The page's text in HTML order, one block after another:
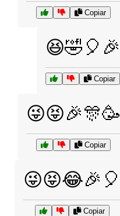
Copiar
😆🤣🎈🎉
Copiar
😜😝🎉🎊🥳
Copiar
😜😝😂🎉🎈
Copiar